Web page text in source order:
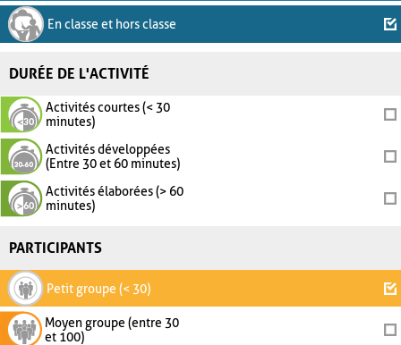
En classe et hors classe
DURÉE DE L'ACTIVITÉ
Activités courtes (< 30
minutes)
Activités développées
(Entre 30 et 60 minutes)
Activités élaborées (> 60
minutes)
PARTICIPANTS
Petit groupe (< 30)
Moyen groupe (entre 30
et 100)